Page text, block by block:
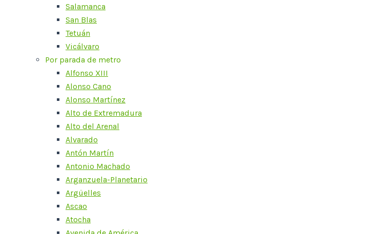
Salamanca
San Blas
Tetuán
Vicálvaro
Por parada de metro
Alfonso XIII
Alonso Cano
Alonso Martínez
Alto de Extremadura
Alto del Arenal
Alvarado
Antón Martín
Antonio Machado
Arganzuela-Planetario
Argüelles
Ascao
Atocha